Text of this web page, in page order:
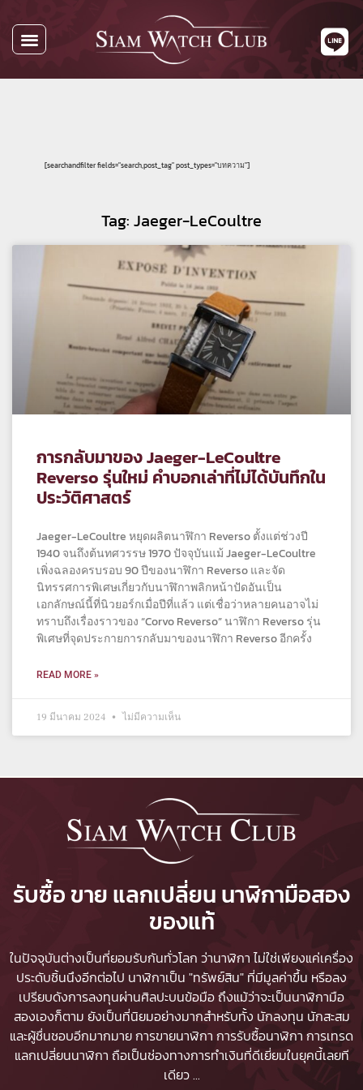
[searchandfilter fields="search,post_tag" post_types="บทความ"]
Tag: Jaeger-LeCoultre
การกลับมาของ Jaeger-LeCoultre
Reverso รุ่นใหม่ คำบอกเล่าที่ไม่ได้บันทึกใน
ประวัติศาสตร์
Jaeger-LeCoultre หยุดผลิตนาฬิกา Reverso ตั้งแต่ช่วงปี
1940 จนถึงต้นทศวรรษ 1970 ปัจจุบันแม้ Jaeger-LeCoultre
เพิ่งฉลองครบรอบ 90 ปีของนาฬิกา Reverso และจัด
นิทรรศการพิเศษเกี่ยวกับนาฬิกาพลิกหน้าปัดอันเป็น
เอกลักษณ์นี้ที่นิวยอร์กเมื่อปีที่แล้ว แต่เชื่อว่าหลายคนอาจไม่
ทราบถึงเรื่องราวของ “Corvo Reverso” นาฬิกา Reverso รุ่น
พิเศษที่จุดประกายการกลับมาของนาฬิกา Reverso อีกครั้ง
READ MORE »
19 มีนาคม 2024 ไม่มีความเห็น
รับซื้อ ขาย แลกเปลี่ยน นาฬิกามือสอง
ของแท้
ในปัจจุบันต่างเป็นที่ยอมรับกันทั่วโลก ว่านาฬิกา ไม่ใช่เพียงแค่เครื่อง
ประดับชิ้นนึงอีกต่อไป นาฬิกาเป็น "ทรัพย์สิน" ที่มีมูลค่าขึ้น หรือลง
เปรียบดังการลงทุนผ่านศิลปะบนข้อมือ ถึงแม้ว่าจะเป็นนาฬิกามือ
สองเองก็ตาม ยังเป็นที่นิยมอย่างมากสำหรับทั้ง นักลงทุน นักสะสม
และผู้ชื่นชอบอีกมากมายการขายนาฬิกา การรับซื้อนาฬิกา การเทรด
แลกเปลี่ยนนาฬิกา ถือเป็นช่องทางการทำเงินที่ดีเยี่ยมในยุคนี้เลยที
เดียว...